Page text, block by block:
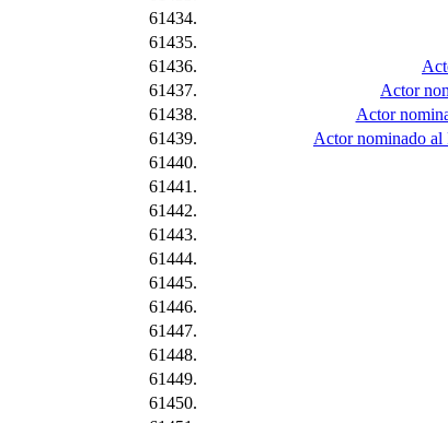
61434.
61435.
61436.
61437.
Actor
61438.
Actor
61439.
Actor nominado al
61440.
61441.
61442.
61443.
61444.
61445.
61446.
61447.
61448.
61449.
61450.